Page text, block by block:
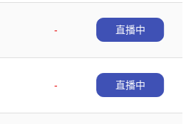
-
直播中
-
直播中